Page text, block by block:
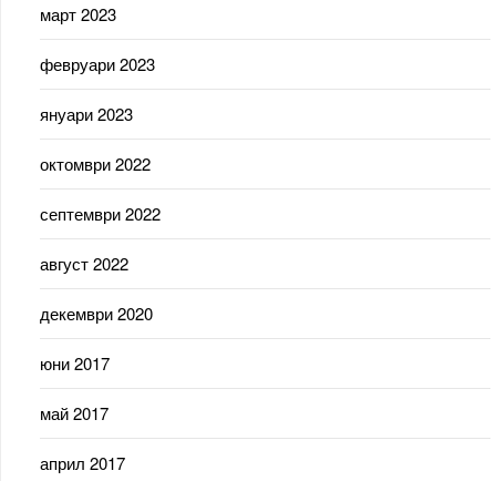
март 2023
февруари 2023
януари 2023
октомври 2022
септември 2022
август 2022
декември 2020
юни 2017
май 2017
април 2017